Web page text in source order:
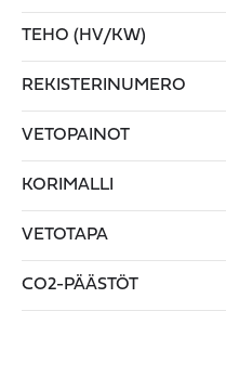
TEHO (HV/KW)
REKISTERINUMERO
VETOPAINOT
KORIMALLI
VETOTAPA
CO2-PÄÄSTÖT